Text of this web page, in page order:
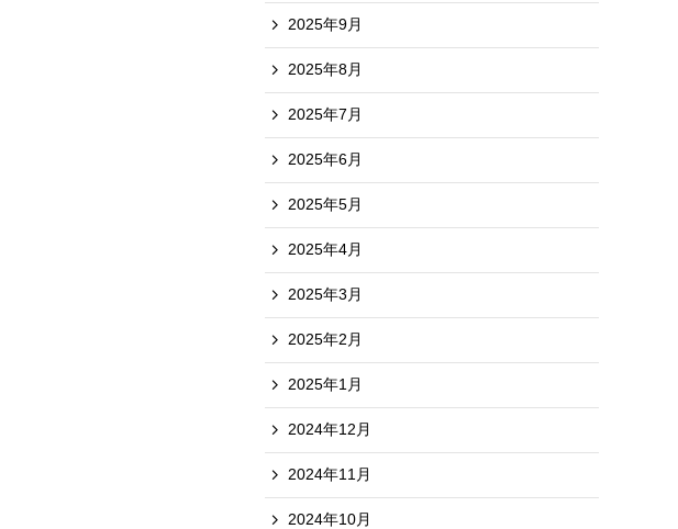
2025年9月
2025年8月
2025年7月
2025年6月
2025年5月
2025年4月
2025年3月
2025年2月
2025年1月
2024年12月
2024年11月
2024年10月